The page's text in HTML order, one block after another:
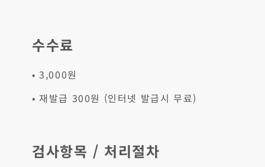
수수료
• 3,000원
• 재발급 300원 (인터넷 발급시 무료)
검사항목 / 처리절차